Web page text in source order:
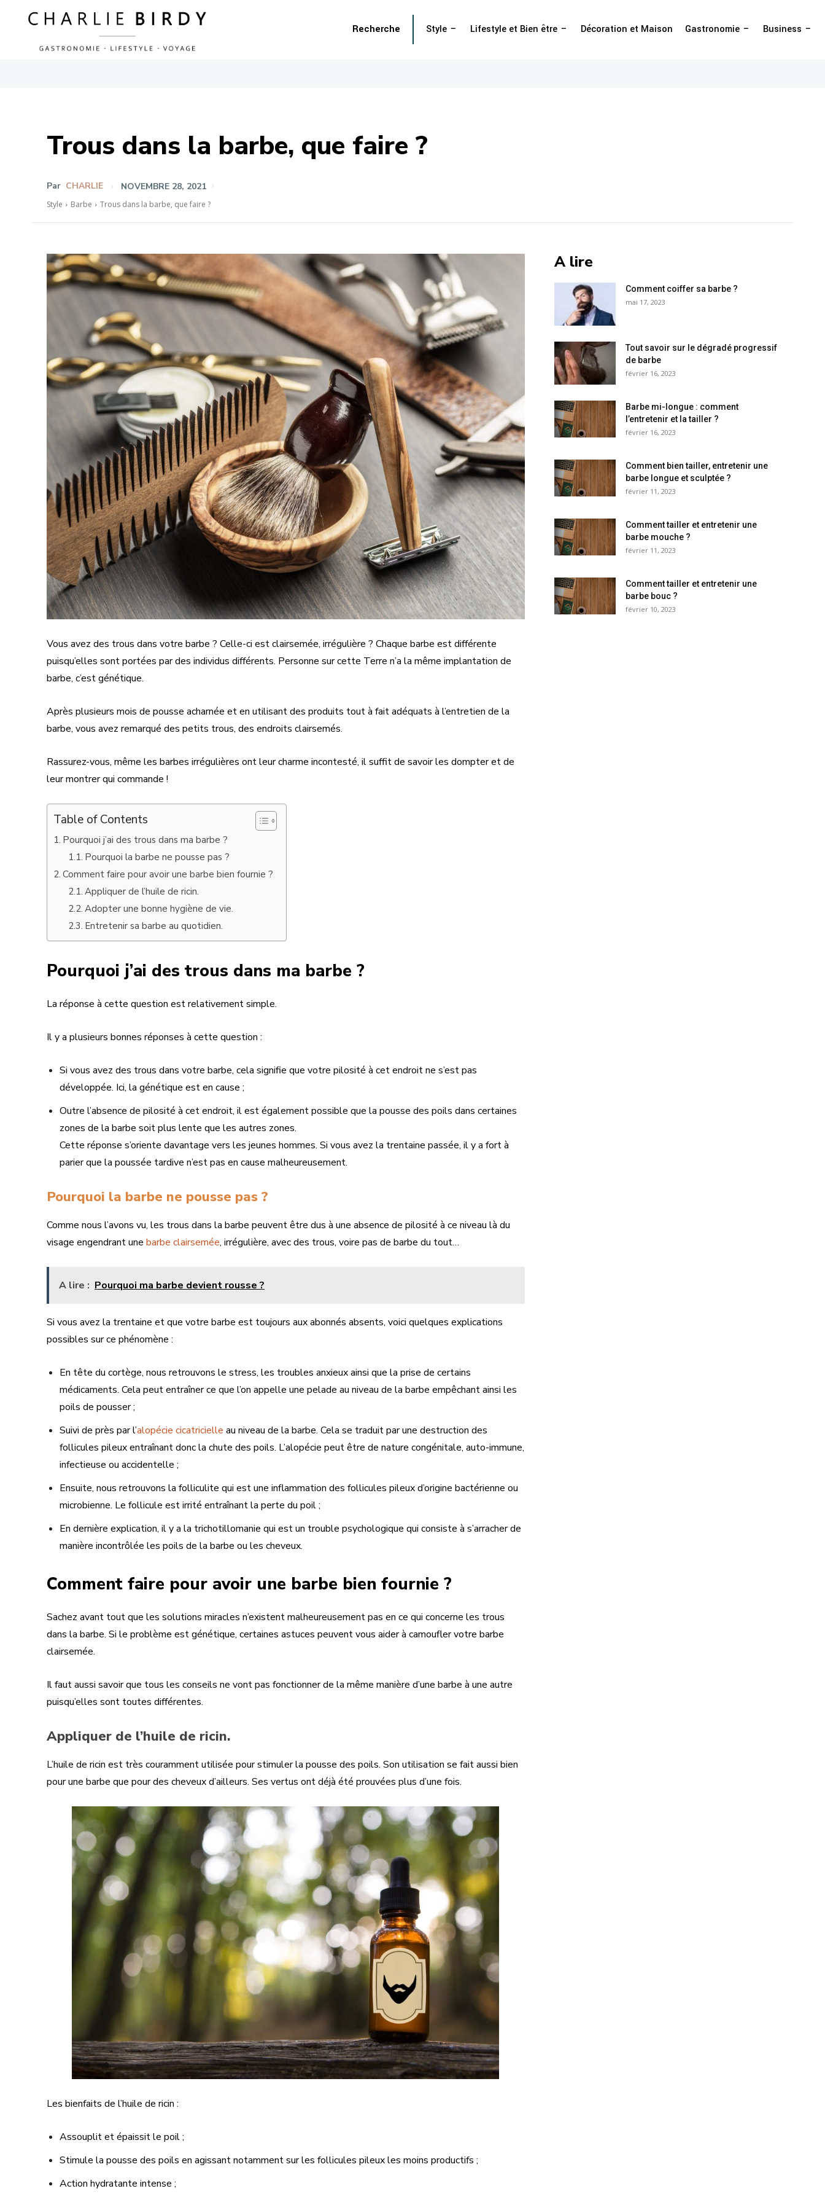
Style Lifestyle et Bien être Décoration et Maison Gastronomie Business
Recherche
Trous dans la barbe, que faire ?
Par CHARLIE NOVEMBRE 28, 2021
Style Barbe Trous dans la barbe, que faire ?
Vous avez des trous dans votre barbe ? Celle-ci est clairsemée, irrégulière ? Chaque barbe est différente
puisqu’elles sont portées par des individus différents. Personne sur cette Terre n’a la même implantation de
barbe, c’est génétique.
Après plusieurs mois de pousse acharnée et en utilisant des produits tout à fait adéquats à l’entretien de la
barbe, vous avez remarqué des petits trous, des endroits clairsemés.
Rassurez-vous, même les barbes irrégulières ont leur charme incontesté, il suffit de savoir les dompter et de
leur montrer qui commande !
Table of Contents
Pourquoi j’ai des trous dans ma barbe ?
Pourquoi la barbe ne pousse pas ?
Comment faire pour avoir une barbe bien fournie ?
Appliquer de l’huile de ricin.
Adopter une bonne hygiène de vie.
Entretenir sa barbe au quotidien.
Pourquoi j’ai des trous dans ma barbe ?
La réponse à cette question est relativement simple.
Il y a plusieurs bonnes réponses à cette question :
Si vous avez des trous dans votre barbe, cela signifie que votre pilosité à cet endroit ne s’est pas
développée. Ici, la génétique est en cause ;
Outre l’absence de pilosité à cet endroit, il est également possible que la pousse des poils dans certaines
zones de la barbe soit plus lente que les autres zones.
Cette réponse s’oriente davantage vers les jeunes hommes. Si vous avez la trentaine passée, il y a fort à
parier que la poussée tardive n’est pas en cause malheureusement.
Pourquoi la barbe ne pousse pas ?
Comme nous l’avons vu, les trous dans la barbe peuvent être dus à une absence de pilosité à ce niveau là du
visage engendrant une barbe clairsemée, irrégulière, avec des trous, voire pas de barbe du tout…
A lire : Pourquoi ma barbe devient rousse ?
Si vous avez la trentaine et que votre barbe est toujours aux abonnés absents, voici quelques explications
possibles sur ce phénomène :
En tête du cortège, nous retrouvons le stress, les troubles anxieux ainsi que la prise de certains
médicaments. Cela peut entraîner ce que l’on appelle une pelade au niveau de la barbe empêchant ainsi les
poils de pousser ;
Suivi de près par l’alopécie cicatricielle au niveau de la barbe. Cela se traduit par une destruction des
follicules pileux entraînant donc la chute des poils. L’alopécie peut être de nature congénitale, auto-immune,
infectieuse ou accidentelle ;
Ensuite, nous retrouvons la folliculite qui est une inflammation des follicules pileux d’origine bactérienne ou
microbienne. Le follicule est irrité entraînant la perte du poil ;
En dernière explication, il y a la trichotillomanie qui est un trouble psychologique qui consiste à s’arracher de
manière incontrôlée les poils de la barbe ou les cheveux.
Comment faire pour avoir une barbe bien fournie ?
Sachez avant tout que les solutions miracles n’existent malheureusement pas en ce qui concerne les trous
dans la barbe. Si le problème est génétique, certaines astuces peuvent vous aider à camoufler votre barbe
clairsemée.
Il faut aussi savoir que tous les conseils ne vont pas fonctionner de la même manière d’une barbe à une autre
puisqu’elles sont toutes différentes.
Appliquer de l’huile de ricin.
L’huile de ricin est très couramment utilisée pour stimuler la pousse des poils. Son utilisation se fait aussi bien
pour une barbe que pour des cheveux d’ailleurs. Ses vertus ont déjà été prouvées plus d’une fois.
Les bienfaits de l’huile de ricin :
Assouplit et épaissit le poil ;
Stimule la pousse des poils en agissant notamment sur les follicules pileux les moins productifs ;
Action hydratante intense ;
A lire
Comment coiffer sa barbe ?
mai 17, 2023
Tout savoir sur le dégradé progressif
de barbe
février 16, 2023
Barbe mi-longue : comment
l’entretenir et la tailler ?
février 16, 2023
Comment bien tailler, entretenir une
barbe longue et sculptée ?
février 11, 2023
Comment tailler et entretenir une
barbe mouche ?
février 11, 2023
Comment tailler et entretenir une
barbe bouc ?
février 10, 2023